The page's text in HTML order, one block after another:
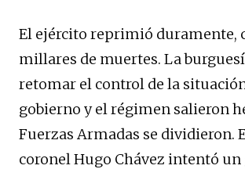
El ejército reprimió duramente,
millares de muertes. La
retomar el control de la
gobierno y el régimen salieron
Fuerzas Armadas se dividieron.
coronel Hugo Chávez intentó